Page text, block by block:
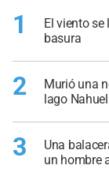
1
El viento
basura
2
Murió una
lago
3
Una
un hombre